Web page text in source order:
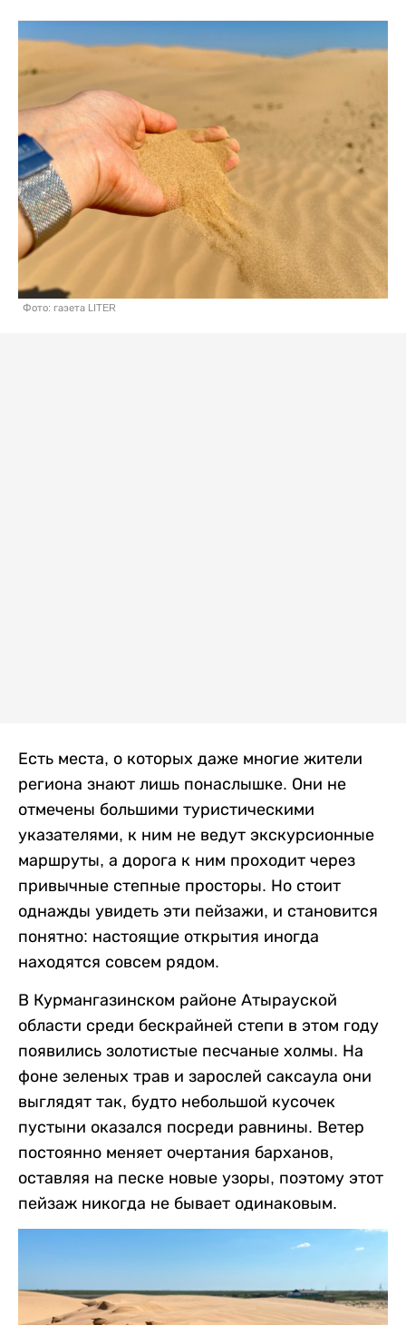
Фото: газета LITER
Есть места, о которых даже многие жители
региона знают лишь понаслышке. Они не
отмечены большими туристическими
указателями, к ним не ведут экскурсионные
маршруты, а дорога к ним проходит через
привычные степные просторы. Но стоит
однажды увидеть эти пейзажи, и становится
понятно: настоящие открытия иногда
находятся совсем рядом.
В Курмангазинском районе Атырауской
области среди бескрайней степи в этом году
появились золотистые песчаные холмы. На
фоне зеленых трав и зарослей саксаула они
выглядят так, будто небольшой кусочек
пустыни оказался посреди равнины. Ветер
постоянно меняет очертания барханов,
оставляя на песке новые узоры, поэтому этот
пейзаж никогда не бывает одинаковым.